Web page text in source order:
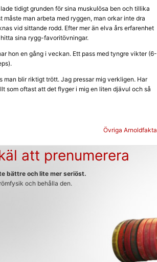
tidigt grunden för sina muskulösa ben och tillika
man arbeta med ryggen, man orkar inte dra
vid sittande rodd. Efter mer än elva års erfarenhet
sina rygg-favoritövningar.
hon en gång i veckan. Ett pass med tyngre vikter (6-
man blir riktigt trött. Jag pressar mig verkligen. Har
som oftast att det flyger i mig en liten djävul och så
Övriga Arnoldfakta
att prenumerera
bättre och lite mer seriöst.
och behålla den.